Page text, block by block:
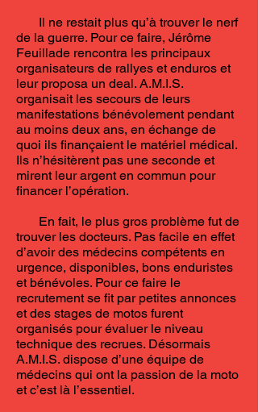
Il ne restait plus qu’à trouver le nerf
de la guerre. Pour ce faire, Jérôme
Feuillade rencontra les principaux
organisateurs de rallyes et enduros et
leur proposa un deal. A.M.I.S.
organisait les secours de leurs
manifestations bénévolement pendant
au moins deux ans, en échange de
quoi ils finançaient le matériel médical.
Ils n’hésitèrent pas une seconde et
mirent leur argent en commun pour
financer l’opération.
En fait, le plus gros problème fut de
trouver les docteurs. Pas facile en effet
d’avoir des médecins compétents en
urgence, disponibles, bons enduristes
et bénévoles. Pour ce faire le
recrutement se fit par petites annonces
et des stages de motos furent
organisés pour évaluer le niveau
technique des recrues. Désormais
A.M.I.S. dispose d’une équipe de
médecins qui ont la passion de la moto
et c’est là l’essentiel.